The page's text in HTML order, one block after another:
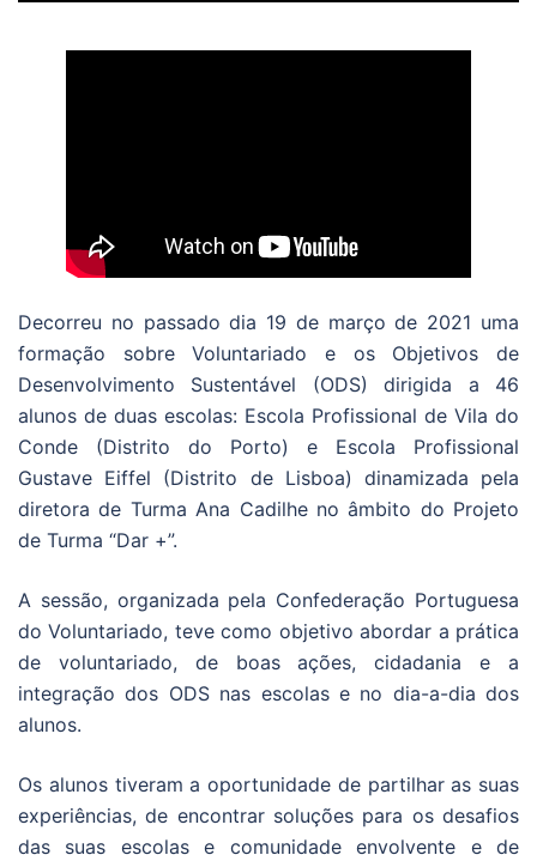
Decorreu no passado dia 19 de março de 2021 uma
formação sobre Voluntariado e os Objetivos de
Desenvolvimento Sustentável (ODS) dirigida a 46
alunos de duas escolas: Escola Profissional de Vila do
Conde (Distrito do Porto) e Escola Profissional
Gustave Eiffel (Distrito de Lisboa) dinamizada pela
diretora de Turma Ana Cadilhe no âmbito do Projeto
de Turma “Dar +”.
A sessão, organizada pela Confederação Portuguesa
do Voluntariado, teve como objetivo abordar a prática
de voluntariado, de boas ações, cidadania e a
integração dos ODS nas escolas e no dia-a-dia dos
alunos.
Os alunos tiveram a oportunidade de partilhar as suas
experiências, de encontrar soluções para os desafios
das suas escolas e comunidade envolvente e de